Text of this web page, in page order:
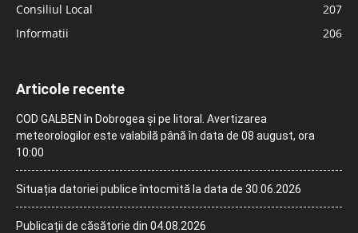
Consiliul Local
207
Informatii
206
Articole recente
COD GALBEN în Dobrogea și pe litoral. Avertizarea
meteorologilor este valabilă până în data de 08 august, ora
10:00
Situația datoriei publice întocmită la data de 30.06.2026
Publicații de căsătorie din 04.08.2026